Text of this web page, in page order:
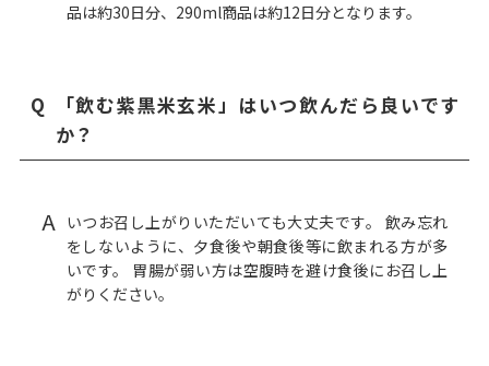
品は約30日分、290ml商品は約12日分となります。
Q
「飲む紫黒米玄米」はいつ飲んだら良いです
か？
A いつお召し上がりいただいても大丈夫です。 飲み忘れ
をしないように、夕食後や朝食後等に飲まれる方が多
いです。 胃腸が弱い方は空腹時を避け食後にお召し上
がりください。